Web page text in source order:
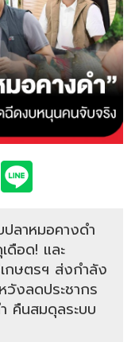
ลาหมอคางดำ
ดือด! และ
กษตรฯ ส่งกำลัง
งลดประชากร
คืนสมดุลระบบ